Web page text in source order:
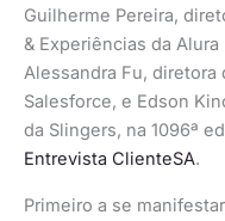
Guilherme Pereira,
& Experiências da Alura
Alessandra Fu, diretora
Salesforce, e Edson
da Slingers, na 1096ª
Entrevista ClienteSA.
Primeiro a se